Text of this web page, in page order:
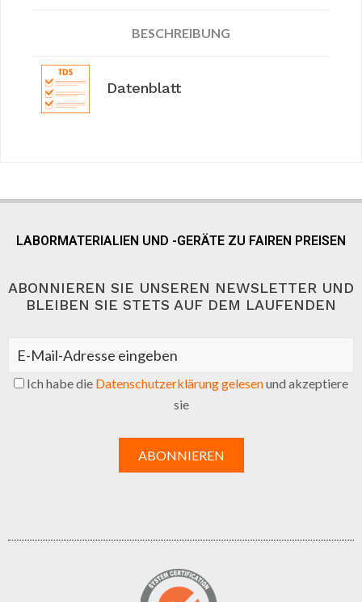
BESCHREIBUNG
Datenblatt
LABORMATERIALIEN UND -GERÄTE ZU FAIREN PREISEN
ABONNIEREN SIE UNSEREN NEWSLETTER UND
BLEIBEN SIE STETS AUF DEM LAUFENDEN
Ich habe die Datenschutzerklärung gelesenund akzeptiere
sie